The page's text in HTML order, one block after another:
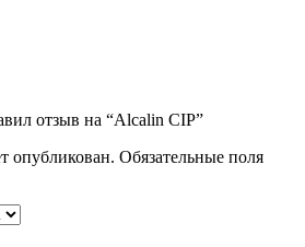
отзыв на “Alcalin CIP”
опубликован. Обязательные поля